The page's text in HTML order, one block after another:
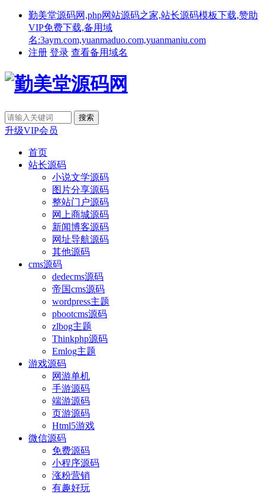
勤美堂源码网,php网站源码之家,站长源码模板下载,赞助
VIP免费下载,备用域
名:3aym.com,yuanmaduo.com,yuanmaniu.com
注册 登录 查看备用域名
升级VIP会员
首页
站长源码
小说文学源码
图片分享源码
整站门户源码
网上商城源码
新闻博客源码
网址导航源码
其他源码
cms源码
dedecms源码
帝国cms源码
wordpress主题
pbootcms源码
zlbog主题
Thinkphp源码
Emlog主题
游戏源码
网游单机
手游源码
端游源码
页游源码
Html5游戏
微信源码
免费源码
小程序源码
涨粉营销
有趣好玩